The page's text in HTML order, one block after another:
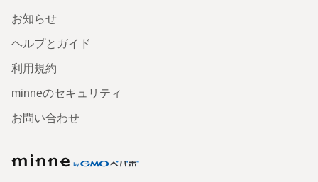
お知らせ
ヘルプとガイド
利用規約
minneのセキュリティ
お問い合わせ